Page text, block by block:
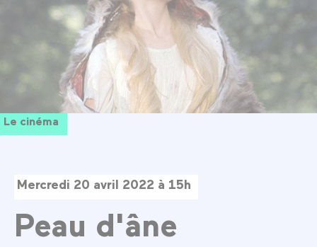
Le cinéma
Mercredi 20 avril 2022 à 15h
Peau d'âne